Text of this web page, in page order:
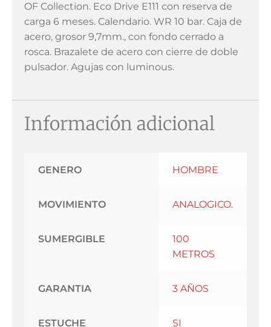
OF Collection. Eco Drive E111 con reserva de
carga 6 meses. Calendario. WR 10 bar. Caja de
acero, grosor 9,7mm., con fondo cerrado a
rosca. Brazalete de acero con cierre de doble
pulsador. Agujas con luminous.
Información adicional
GENERO HOMBRE
MOVIMIENTO ANALOGICO.
SUMERGIBLE
100
METROS
GARANTIA 3 AÑOS
ESTUCHE SI